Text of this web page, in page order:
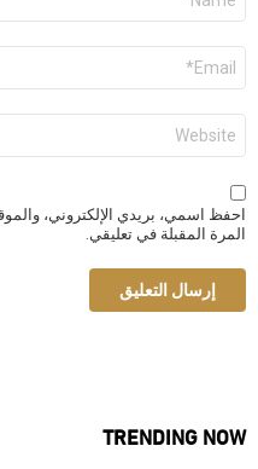
البريد
الإلكتروني
*
الموقع
الإلكتروني
احفظ اسمي، بريدي الإلكتروني،
المرة المقبلة في تعليقي.
TRENDING NOW